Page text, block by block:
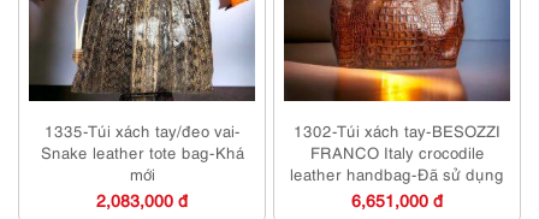
1335-Túi xách tay/đeo vai-
Snake leather tote bag-Khá
mới
2,083,000 đ
1302-Túi xách tay-BESOZZI
FRANCO Italy crocodile
leather handbag-Đã sử dụng
6,651,000 đ